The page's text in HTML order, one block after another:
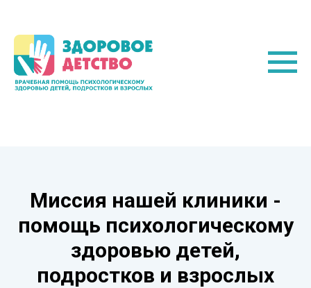
Миссия нашей клиники -
помощь психологическому
здоровью детей,
подростков и взрослых